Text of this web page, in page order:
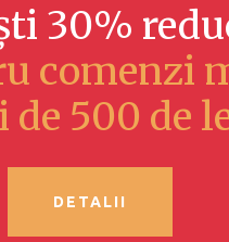
30%
comenzi
de 500 de
DETALII